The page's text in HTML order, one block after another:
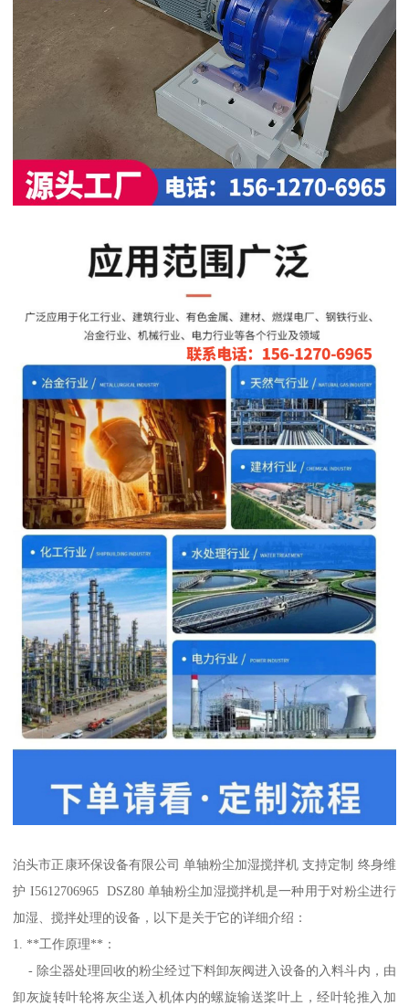
泊头市正康环保设备有限公司 单轴粉尘加湿搅拌机 支持定制 终身维
护 I5612706965 DSZ80 单轴粉尘加湿搅拌机是一种用于对粉尘进行
加湿、搅拌处理的设备，以下是关于它的详细介绍：
1. **工作原理**：
- 除尘器处理回收的粉尘经过下料卸灰阀进入设备的入料斗内，由
卸灰旋转叶轮将灰尘送入机体内的螺旋输送桨叶上，经叶轮推入加